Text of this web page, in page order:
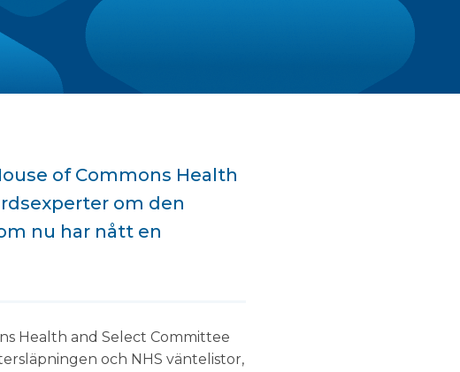
of Commons Health
om den
nu har nått en
Health and Select Committee
och NHS väntelistor,